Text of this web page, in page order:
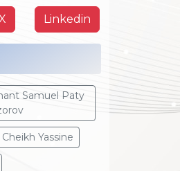
Linkedin
Samuel Paty
Yassine